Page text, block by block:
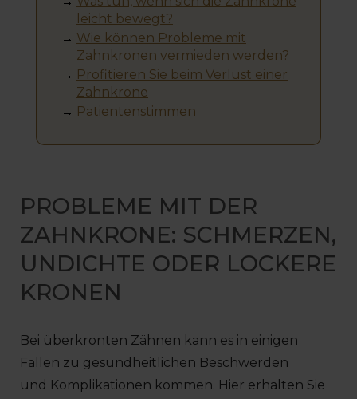
leicht bewegt?
Wie können Probleme mit
Zahnkronen vermieden werden?
Profitieren Sie beim Verlust einer
Zahnkrone
Patientenstimmen
PROBLEME MIT DER
ZAHNKRONE: SCHMERZEN,
UNDICHTE ODER LOCKERE
KRONEN
Bei überkronten Zähnen kann es in einigen
Fällen zu gesundheitlichen Beschwerden
und Komplikationen kommen. Hier erhalten Sie